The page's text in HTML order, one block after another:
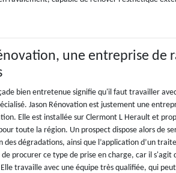
une entreprise de
bien entretenue signifie qu'il faut travailler
Jason Rénovation est justement une
Elle est installée sur Clermont L Herault et
toute la région. Un prospect dispose alors de
des dégradations, ainsi que l’application d’un
de procurer ce type de prise en charge, car il s'agit
travaille avec une équipe très qualifiée, qui